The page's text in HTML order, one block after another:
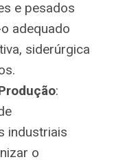
e pesados
adequado
siderúrgica
:
industriais
o